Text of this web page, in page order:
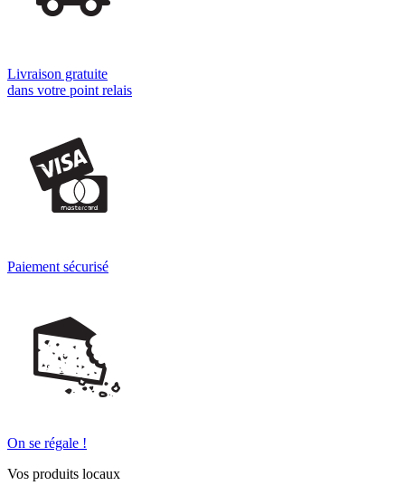
Livraison gratuite
dans votre point relais
Paiement sécurisé
On se régale !
Vos produits locaux